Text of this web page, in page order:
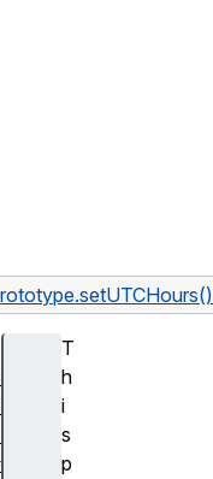
T
h
i
s
p